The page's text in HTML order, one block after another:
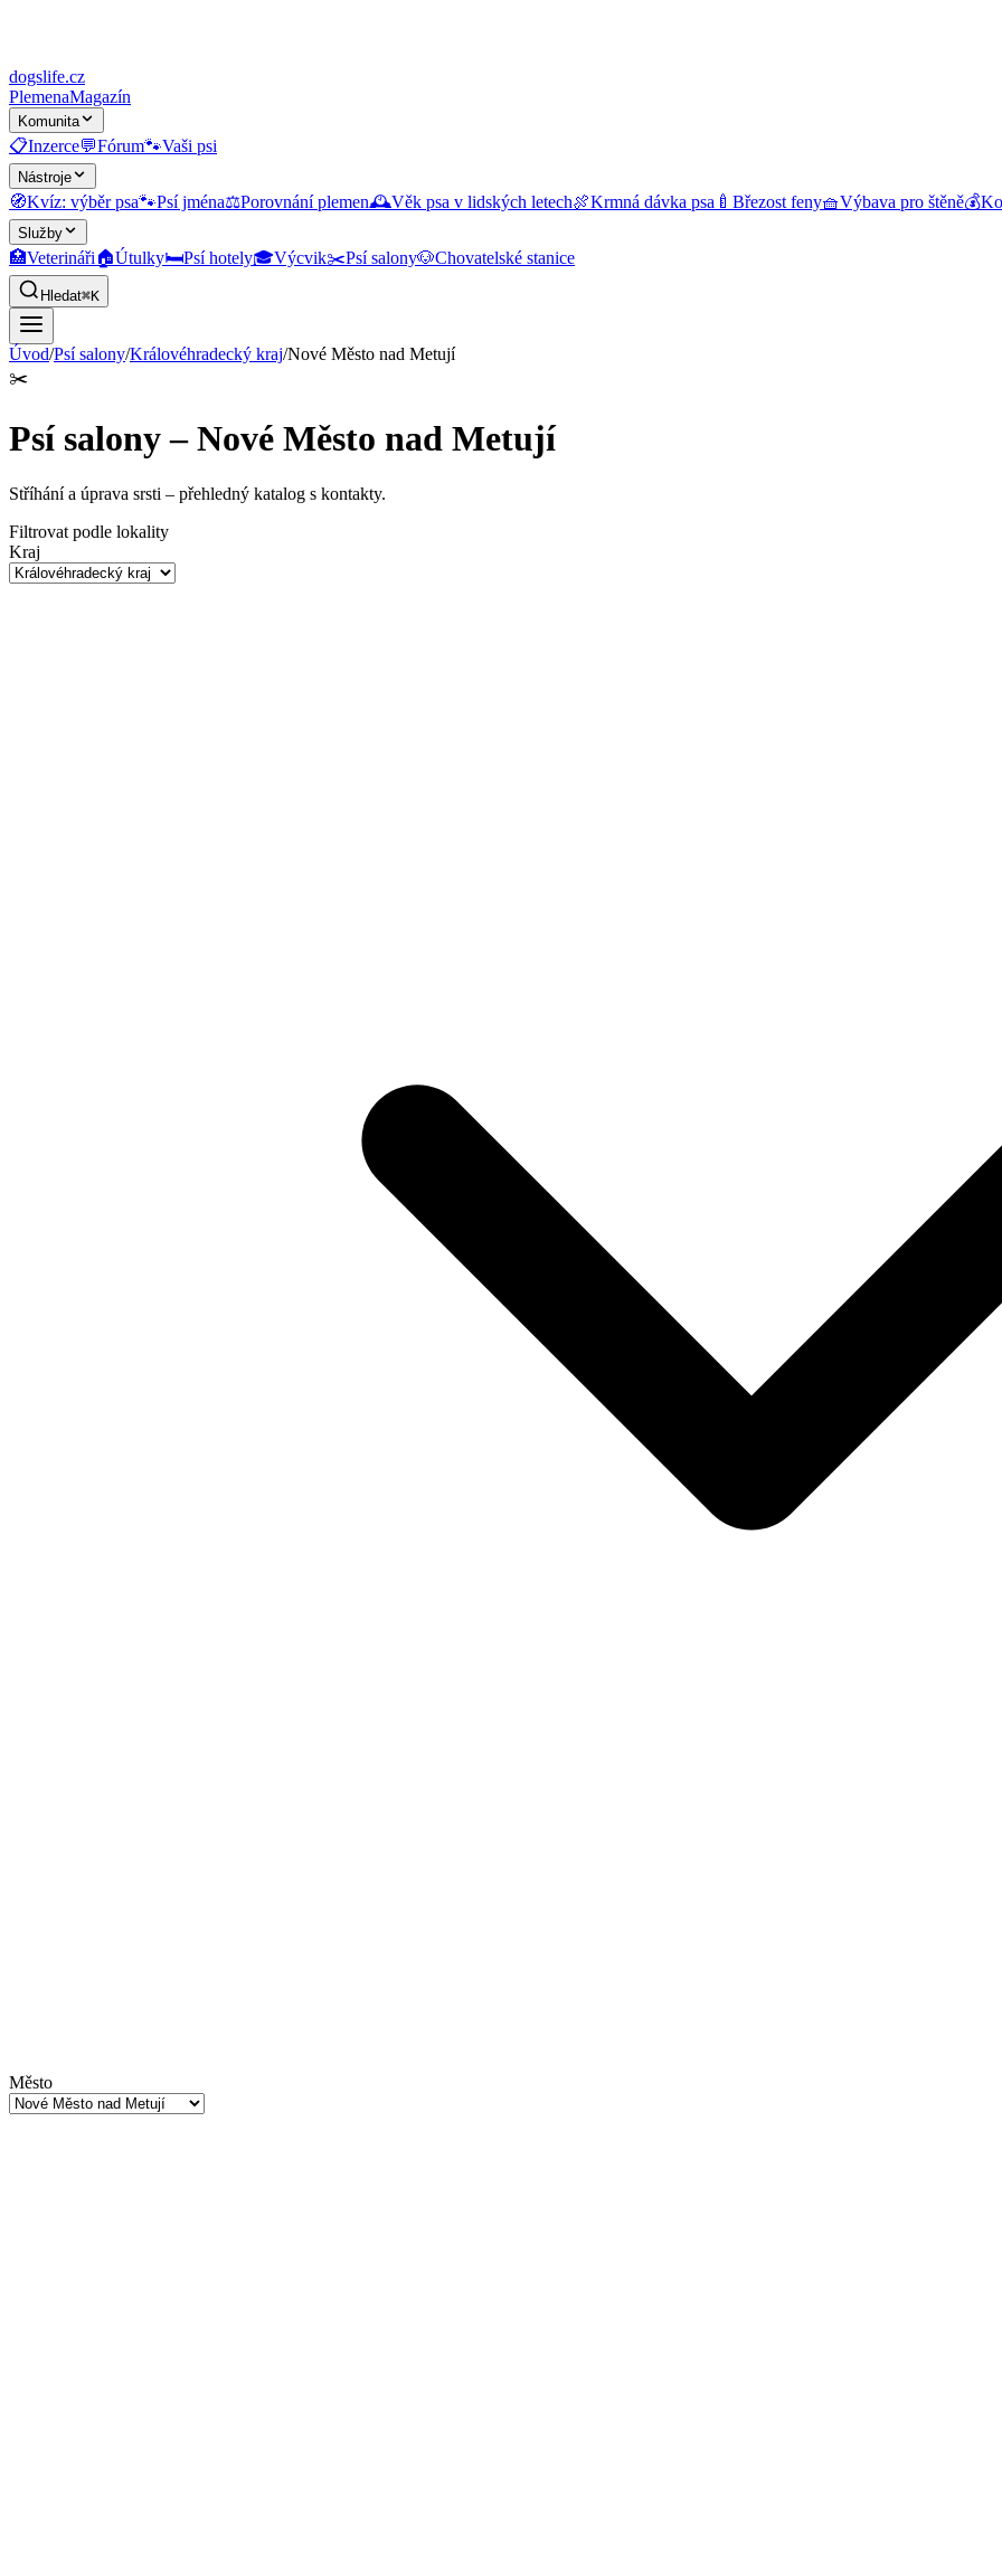
dogslife.cz
PlemenaMagazín
Komunita
📋Inzerce💬Fórum🐾Vaši psi
Nástroje
🧭Kvíz: výběr psa🐾Psí jména⚖️Porovnání plemen🕰️Věk psa v lidských letech🍖Krmná dávka psa 🍼 Březost feny🧺Výbava pro štěně💰
Služby
🏥Veterináři🏠Útulky🛏️Psí hotely🎓Výcvik✂️Psí salony🐶Chovatelské stanice
Hledat⌘K
Úvod/Psí salony/Královéhradecký kraj/Nové Město nad Metují
✂️
Psí salony – Nové Město nad Metují
Stříhání a úprava srsti – přehledný katalog s kontakty.
Filtrovat podle lokality
Kraj
Město